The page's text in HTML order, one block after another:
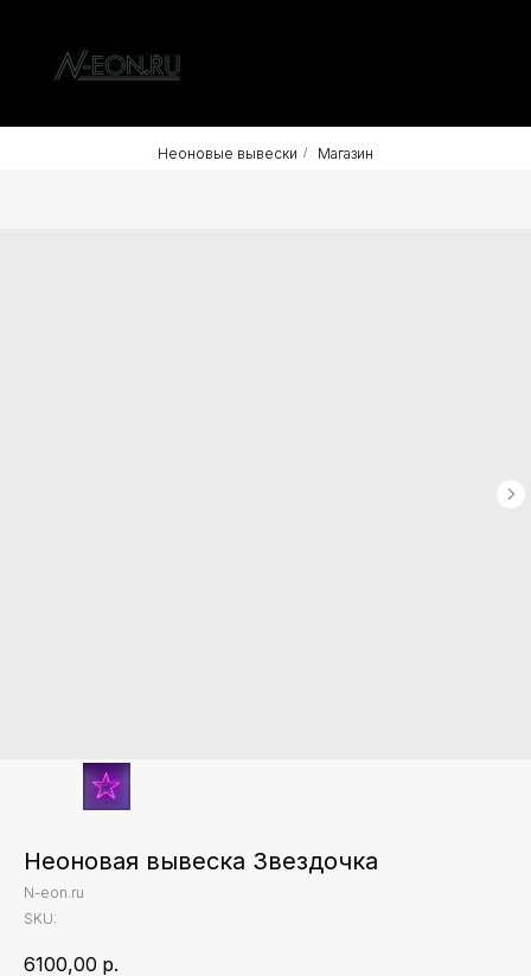
Неоновые вывески / Магазин
Неоновая вывеска Звездочка
N-eon.ru
SKU:
6100,00 р.